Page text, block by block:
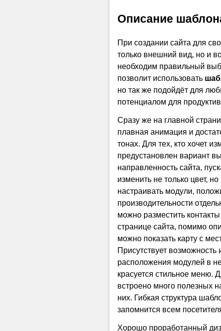
Описание
При создании сайта для
только внешний вид, но и
необходим правильный
позволит использовать
но так же подойдёт для
потенциалом для
Сразу же на главной
плавная анимация и
тонах. Для тех, кто хочет
предустановлен вариант
направленность сайта,
изменить не только цвет,
настраивать модули,
производительности
можно разместить
странице сайта, помимо
можно показать карту с
Присутствует
расположения модулей в
красуется стильное меню.
встроено много полезных
них. Гибкая структура
запомнится всем
Хорошо проработанный